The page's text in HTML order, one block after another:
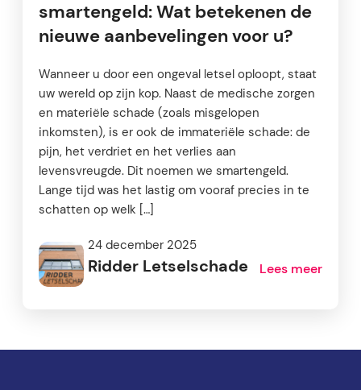
smartengeld: Wat betekenen de
nieuwe aanbevelingen voor u?
Wanneer u door een ongeval letsel oploopt, staat
uw wereld op zijn kop. Naast de medische zorgen
en materiële schade (zoals misgelopen
inkomsten), is er ook de immateriële schade: de
pijn, het verdriet en het verlies aan
levensvreugde. Dit noemen we smartengeld.
Lange tijd was het lastig om vooraf precies in te
schatten op welk […]
24 december 2025
Ridder Letselschade Lees meer